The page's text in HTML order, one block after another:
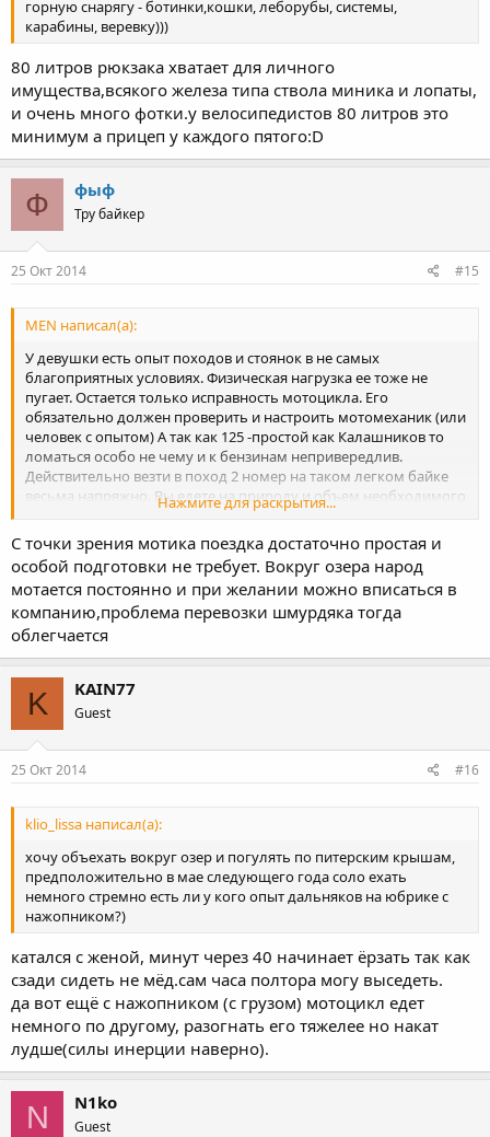
горную снарягу - ботинки,кошки, леборубы, системы,
карабины, веревку)))
80 литров рюкзака хватает для личного
имущества,всякого железа типа ствола миника и лопаты,
и очень много фотки.у велосипедистов 80 литров это
минимум а прицеп у каждого пятого:D
Ф фыф
Тру байкер
25 Окт 2014 #15
MEN написал(а):
У девушки есть опыт походов и стоянок в не самых
благоприятных условиях. Физическая нагрузка ее тоже не
пугает. Остается только исправность мотоцикла. Его
обязательно должен проверить и настроить мотомеханик (или
человек с опытом) А так как 125 -простой как Калашников то
ломаться особо не чему и к бензинам непривередлив.
Действительно везти в поход 2 номер на таком легком байке
весьма напряжно. Вы едете на природу и объем необходимого
будет приличным, а его надо разместить как раз там где место
рассчитан на 3 (мах5) кг. Поэтому надо что-то типа
велорюкзака с более широкой средней частью. А он как раз и
встанет позади.
Нажмите для раскрытия...
С точки зрения мотика поездка достаточно простая и
особой подготовки не требует. Вокруг озера народ
мотается постоянно и при желании можно вписаться в
компанию,проблема перевозки шмурдяка тогда
облегчается
K KAIN77
Guest
25 Окт 2014 #16
klio_lissa написал(а):
хочу объехать вокруг озер и погулять по питерским крышам,
предположительно в мае следующего года соло ехать
немного стремно есть ли у кого опыт дальняков на юбрике с
нажопником?)
катался с женой, минут через 40 начинает ёрзать так как
сзади сидеть не мёд.сам часа полтора могу выседеть.
да вот ещё с нажопником (с грузом) мотоцикл едет
немного по другому, разогнать его тяжелее но накат
лудше(силы инерции наверно).
N N1ko
Guest